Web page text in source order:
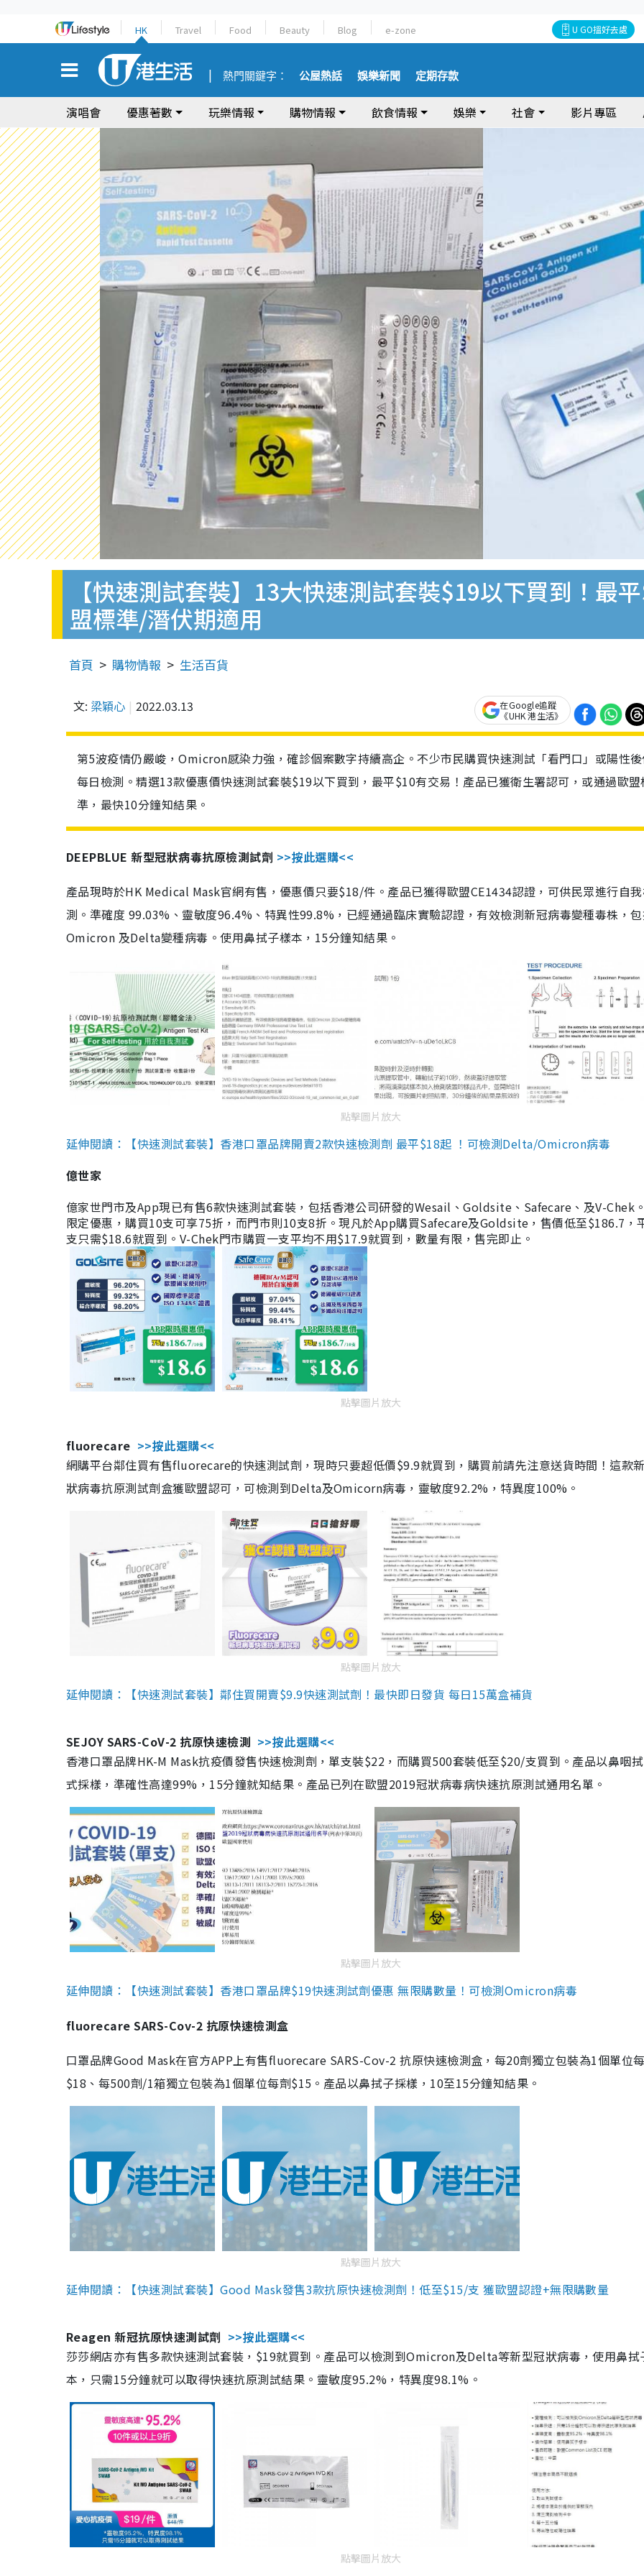
HK Travel Food Beauty Blog e-zone U GO搵好去處
熱門關鍵字： 公屋熱話 娛樂新聞 定期存款
演唱會 優惠著數 玩樂情報 購物情報 飲食情報 娛樂 社會 影片專區
【快速測試套裝】13大快速測試套裝$19以下買到！最
盟標準/潛伏期適用
首頁 購物情報 生活百貨
文: 梁穎心 2022.03.13
在Google追蹤
《UHK 港生活》
第5波疫情仍嚴峻，Omicron感染力強，確診個案數字持續高企。不少市民購買快速測試「看門口」或陽性
每日檢測。精選13款優惠價快速測試套裝$19以下買到，最平$10有交易！產品已獲衛生署認可，或通過歐盟
準，最快10分鐘知結果。
DEEPBLUE 新型冠狀病毒抗原檢測試劑 >>按此選購<<
產品現時於HK Medical Mask官網有售，優惠價只要$18/件。產品已獲得歐盟CE1434認證，可供民眾進行自
測。準確度 99.03%、靈敏度96.4%、特異性99.8%，已經通過臨床實驗認證，有效檢測新冠病毒變種毒株，
Omicron 及Delta變種病毒。使用鼻拭子樣本，15分鐘知結果。
點擊圖片放大
延伸閱讀：【快速測試套裝】香港口罩品牌開賣2款快速檢測劑 最平$18起 ！可檢測Delta/Omicron病毒
億世家
億家世門市及App現已有售6款快速測試套裝，包括香港公司研發的Wesail、Goldsite、Safecare、及V-Chek
限定優惠，購買10支可享75折，而門市則10支8折。現凡於App購買Safecare及Goldsite，售價低至$186.7，
支只需$18.6就買到。V-Chek門市購買一支平均不用$17.9就買到，數量有限，售完即止。
點擊圖片放大
fluorecare >>按此選購<<
網購平台鄰住買有售fluorecare的快速測試劑，現時只要超低價$9.9就買到，購買前請先注意送貨時間！這款
狀病毒抗原測試劑盒獲歐盟認可，可檢測到Delta及Omicorn病毒，靈敏度92.2%，特異度100%。
點擊圖片放大
延伸閱讀：【快速測試套裝】鄰住買開賣$9.9快速測試劑！最快即日發貨 每日15萬盒補貨
SEJOY SARS-CoV-2 抗原快速檢測 >>按此選購<<
香港口罩品牌HK-M Mask抗疫價發售快速檢測劑，單支裝$22，而購買500套裝低至$20/支買到。產品以鼻咽
式採樣，準確性高達99%，15分鐘就知結果。產品已列在歐盟2019冠狀病毒病快速抗原測試通用名單。
點擊圖片放大
延伸閱讀：【快速測試套裝】香港口罩品牌$19快速測試劑優惠 無限購數量！可檢測Omicron病毒
fluorecare SARS-Cov-2 抗原快速檢測盒
口罩品牌Good Mask在官方APP上有售fluorecare SARS-Cov-2 抗原快速檢測盒，每20劑獨立包裝為1個單位
$18、每500劑/1箱獨立包裝為1個單位每劑$15。產品以鼻拭子採樣，10至15分鐘知結果。
點擊圖片放大
延伸閱讀：【快速測試套裝】Good Mask發售3款抗原快速檢測劑！低至$15/支 獲歐盟認證+無限購數量
Reagen 新冠抗原快速測試劑 >>按此選購<<
莎莎網店亦有售多款快速測試套裝，$19就買到。產品可以檢測到Omicron及Delta等新型冠狀病毒，使用鼻拭
本，只需15分鐘就可以取得快速抗原測試結果。靈敏度95.2%，特異度98.1%。
點擊圖片放大